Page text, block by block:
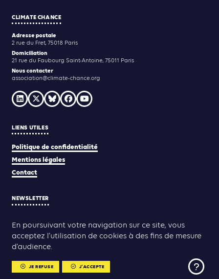
CLIMATE CHANCE
Adresse postale
2 rue du Fret, 75018 Paris
Domiciliation
21 rue du Faubourg Saint-Antoine, 75011 Paris
Nous contacter
association@climate-chance.org
LIENS UTILES
Politique de confidentialité
Mentions légales
Contact
NEWSLETTER
JE M'INSCRIS
Conception & réalisation : Yann Rolland Thibaut Caroli
En poursuivant votre navigation sur ce site, vous
acceptez l’utilisation de cookies à des fins de mesure
d’audience.
JE REFUSE J'ACCEPTE